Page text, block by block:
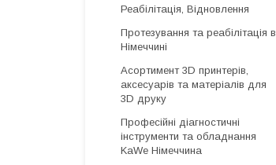
Реабілітація, Відновлення
Протезування та реабілітація в
Німеччині
Асортимент 3D принтерів,
аксесуарів та матеріалів для
3D друку
Професійні діагностичні
інструменти та обладнання
KaWe Німеччина